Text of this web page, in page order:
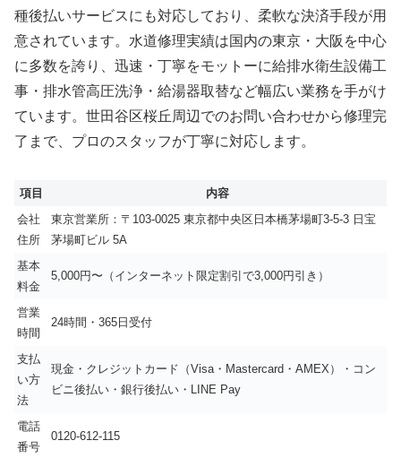
種後払いサービスにも対応しており、柔軟な決済手段が用
意されています。水道修理実績は国内の東京・大阪を中心
に多数を誇り、迅速・丁寧をモットーに給排水衛生設備工
事・排水管高圧洗浄・給湯器取替など幅広い業務を手がけ
ています。世田谷区桜丘周辺でのお問い合わせから修理完
了まで、プロのスタッフが丁寧に対応します。
項目
内容
会社
住所
東京営業所：〒103-0025 東京都中央区日本橋茅場町3-5-3 日宝
茅場町ビル 5A
基本
料金
5,000円〜（インターネット限定割引で3,000円引き）
営業
時間
24時間・365日受付
支払
い方
法
現金・クレジットカード（Visa・Mastercard・AMEX）・コン
ビニ後払い・銀行後払い・LINE Pay
電話
番号
0120-612-115